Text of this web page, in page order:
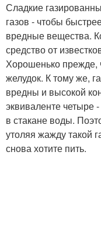
Сладкие
газов - чтобы
вредные вещества.
средство от
Хорошенько прежде,
желудок. К тому же,
вредны и высокой
эквиваленте четыре
в стакане воды.
утоляя жажду такой
снова хотите пить.